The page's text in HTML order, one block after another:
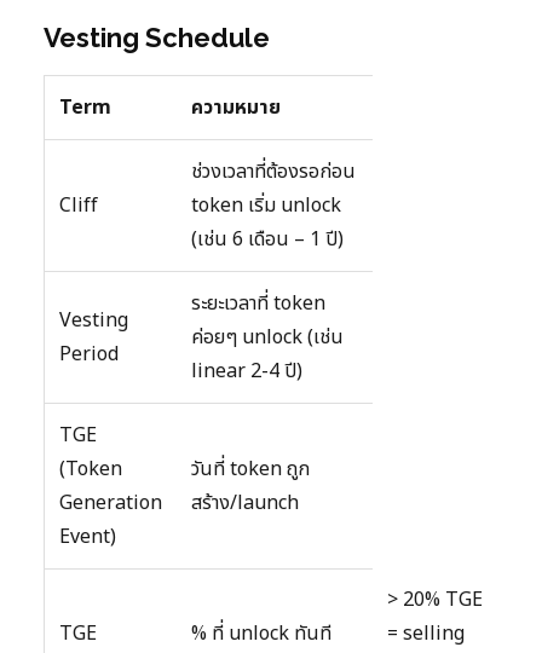
Vesting Schedule
Term ความหมาย
Cliff
ช่วงเวลาที่ต้องรอก่อน
token เริ่ม unlock
(เช่น 6 เดือน – 1 ปี)
Vesting
Period
ระยะเวลาที่ token
ค่อยๆ unlock (เช่น
linear 2-4 ปี)
TGE
(Token
Generation
Event)
วันที่ token ถูก
สร้าง/launch
TGE
% ที่ unlock ทันที
> 20% TGE
= selling